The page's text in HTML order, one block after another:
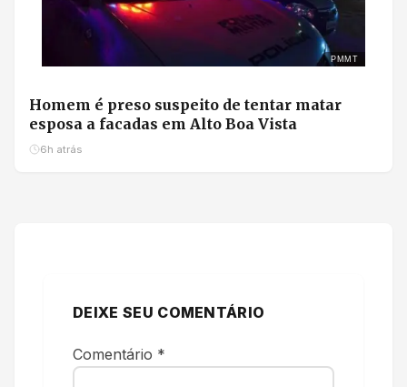
PMMT
Homem é preso suspeito de tentar matar
esposa a facadas em Alto Boa Vista
6h atrás
DEIXE SEU COMENTÁRIO
Comentário *